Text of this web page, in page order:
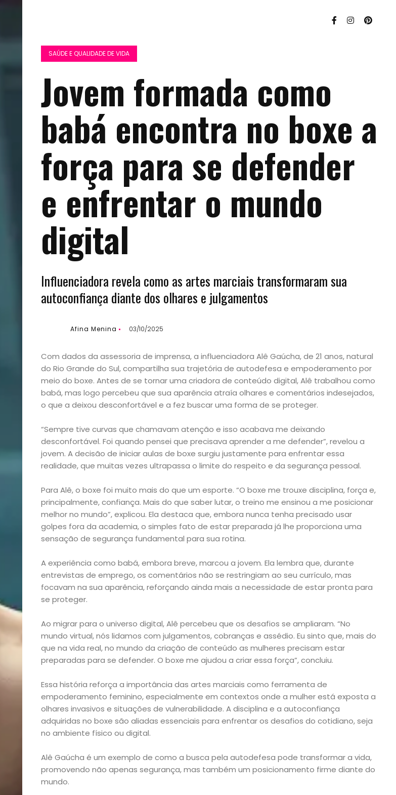
Início
Academia
Beleza
Bora
lá!
Casa
e
Decoração
Exclusiva
Homem
Mães
SAÚDE E QUALIDADE DE VIDA
Jovem formada como
babá encontra no boxe a
força para se defender
e enfrentar o mundo
digital
Influenciadora revela como as artes marciais transformaram sua
autoconfiança diante dos olhares e julgamentos
Afina Menina 03/10/2025
Com dados da assessoria de imprensa, a influenciadora Alê Gaúcha, de 21 anos, natural
do Rio Grande do Sul, compartilha sua trajetória de autodefesa e empoderamento por
meio do boxe. Antes de se tornar uma criadora de conteúdo digital, Alê trabalhou como
babá, mas logo percebeu que sua aparência atraía olhares e comentários indesejados,
o que a deixou desconfortável e a fez buscar uma forma de se proteger.
“Sempre tive curvas que chamavam atenção e isso acabava me deixando
desconfortável. Foi quando pensei que precisava aprender a me defender”, revelou a
jovem. A decisão de iniciar aulas de boxe surgiu justamente para enfrentar essa
realidade, que muitas vezes ultrapassa o limite do respeito e da segurança pessoal.
Para Alê, o boxe foi muito mais do que um esporte. “O boxe me trouxe disciplina, força e,
principalmente, confiança. Mais do que saber lutar, o treino me ensinou a me posicionar
melhor no mundo”, explicou. Ela destaca que, embora nunca tenha precisado usar
golpes fora da academia, o simples fato de estar preparada já lhe proporciona uma
sensação de segurança fundamental para sua rotina.
A experiência como babá, embora breve, marcou a jovem. Ela lembra que, durante
entrevistas de emprego, os comentários não se restringiam ao seu currículo, mas
focavam na sua aparência, reforçando ainda mais a necessidade de estar pronta para
se proteger.
Ao migrar para o universo digital, Alê percebeu que os desafios se ampliaram. “No
mundo virtual, nós lidamos com julgamentos, cobranças e assédio. Eu sinto que, mais do
que na vida real, no mundo da criação de conteúdo as mulheres precisam estar
preparadas para se defender. O boxe me ajudou a criar essa força”, concluiu.
Essa história reforça a importância das artes marciais como ferramenta de
empoderamento feminino, especialmente em contextos onde a mulher está exposta a
olhares invasivos e situações de vulnerabilidade. A disciplina e a autoconfiança
adquiridas no boxe são aliadas essenciais para enfrentar os desafios do cotidiano, seja
no ambiente físico ou digital.
Alê Gaúcha é um exemplo de como a busca pela autodefesa pode transformar a vida,
promovendo não apenas segurança, mas também um posicionamento firme diante do
mundo.